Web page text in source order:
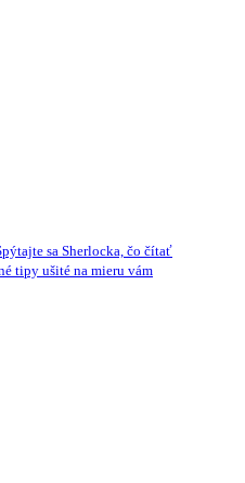
sa Sherlocka, čo čítať
tipy ušité na mieru vám